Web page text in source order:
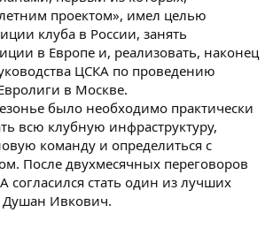
проектом», имел целью
клуба в России, занять
в Европе и, реализовать, наконец
ЦСКА по проведению
в Москве.
было необходимо практически
всю клубную инфраструктуру,
команду и определиться с
После двухмесячных переговоров
согласился стать один из лучших
Душан Ивкович.